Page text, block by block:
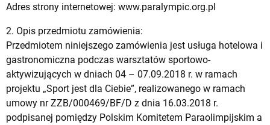
Adres strony internetowej: www.paralympic.org.pl
2. Opis przedmiotu zamówienia:
Przedmiotem niniejszego zamówienia jest usługa hotelowa i
gastronomiczna podczas warsztatów sportowo-
aktywizujących w dniach 04 – 07.09.2018 r. w ramach
projektu „Sport jest dla Ciebie”, realizowanego w ramach
umowy nr ZZB/000469/BF/D z dnia 16.03.2018 r.
podpisanej pomiędzy Polskim Komitetem Paraolimpijskim a